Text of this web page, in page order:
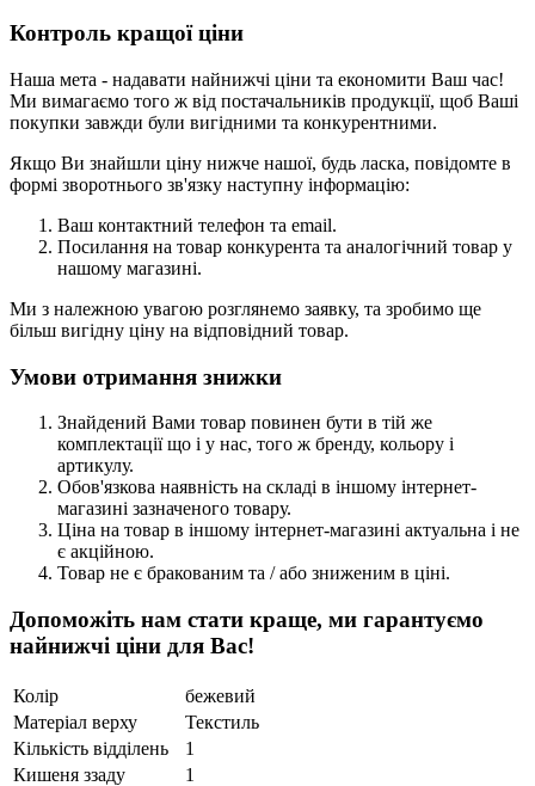
Контроль кращої ціни
Наша мета - надавати найнижчі ціни та економити Ваш час!
Ми вимагаємо того ж від постачальників продукції, щоб Ваші
покупки завжди були вигідними та конкурентними.
Якщо Ви знайшли ціну нижче нашої, будь ласка, повідомте в
формі зворотнього зв'язку наступну інформацію:
Ваш контактний телефон та email.
Посилання на товар конкурента та аналогічний товар у
нашому магазині.
Ми з належною увагою розглянемо заявку, та зробимо ще
більш вигідну ціну на відповідний товар.
Умови отримання знижки
Знайдений Вами товар повинен бути в тій же
комплектації що і у нас, того ж бренду, кольору і
артикулу.
Обов'язкова наявність на складі в іншому інтернет-
магазині зазначеного товару.
Ціна на товар в іншому інтернет-магазині актуальна і не
є акційною.
Товар не є бракованим та / або зниженим в ціні.
Допоможіть нам стати краще, ми гарантуємо
найнижчі ціни для Вас!
Колір
бежевий
Матеріал верху
Текстиль
Кількість відділень
1
Кишеня ззаду
1